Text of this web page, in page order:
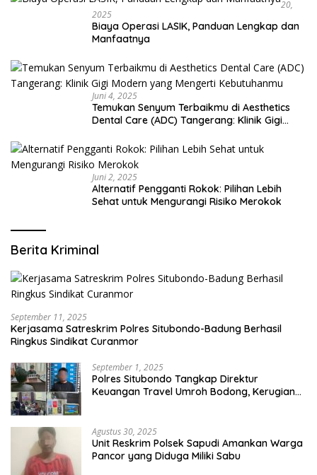
20,
2025
Biaya Operasi LASIK, Panduan Lengkap dan
Manfaatnya
Juni 4, 2025
Temukan Senyum Terbaikmu di Aesthetics
Dental Care (ADC) Tangerang: Klinik Gigi
Juni 2, 2025
Alternatif Pengganti Rokok: Pilihan Lebih
Sehat untuk Mengurangi Risiko Merokok
Berita Kriminal
September 11, 2025
Kerjasama Satreskrim Polres Situbondo-Badung Berhasil
Ringkus Sindikat Curanmor
September 1, 2025
Polres Situbondo Tangkap Direktur
Keuangan Travel Umroh Bodong, Kerugian
Agustus 30, 2025
Unit Reskrim Polsek Sapudi Amankan Warga
Pancor yang Diduga Miliki Sabu